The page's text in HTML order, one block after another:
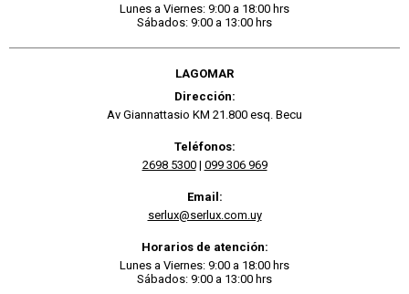
Lunes a Viernes: 9:00 a 18:00 hrs
Sábados: 9:00 a 13:00 hrs
LAGOMAR
Dirección:
Av Giannattasio KM 21.800 esq. Becu
Teléfonos:
2698 5300| 099 306 969
Email:
serlux@serlux.com.uy
Horarios de atención:
Lunes a Viernes: 9:00 a 18:00 hrs
Sábados: 9:00 a 13:00 hrs